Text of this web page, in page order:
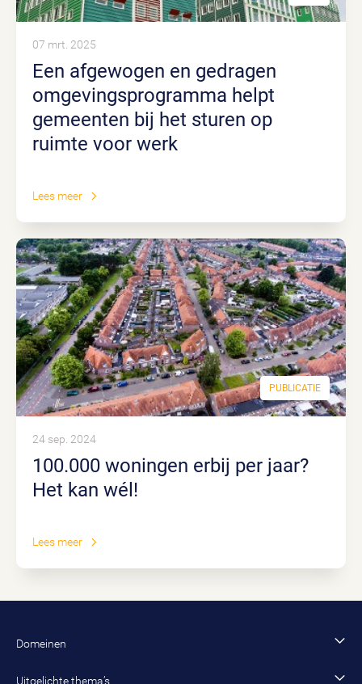
Een afgewogen en gedragen
omgevingsprogramma helpt
gemeenten bij het sturen op
ruimte voor werk
07 mrt. 2025
Lees meer
PUBLICATIE
100.000 woningen erbij per jaar?
Het kan wél!
24 sep. 2024
Lees meer
Domeinen
Financiën en control
Uitgelichte thema’s